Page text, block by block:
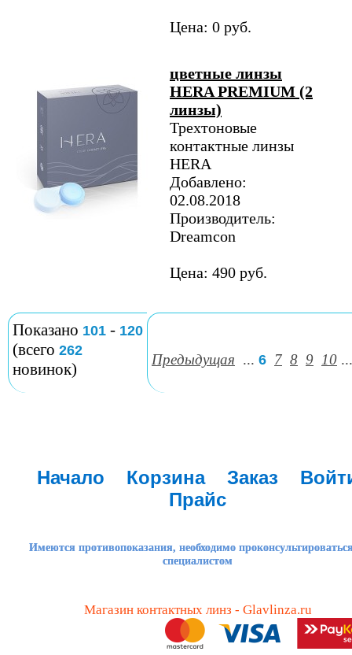
Цена: 0 руб.
цветные линзы
HERA PREMIUM (2
линзы)
Трехтоновые
контактные линзы
HERA
Добавлено:
02.08.2018
Производитель:
Dreamcon
Цена: 490 руб.
Показано 101 - 120
(всего 262
новинок)
Предыдущая ... 6 7 8 9 10 ...
Начало Корзина Заказ
Прайс
Имеются противопоказания, необходимо
специалистом
Магазин контактных линз - Glavlinza.ru